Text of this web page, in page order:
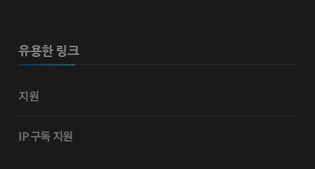
유용한 링크
지원
IP 구독 지원